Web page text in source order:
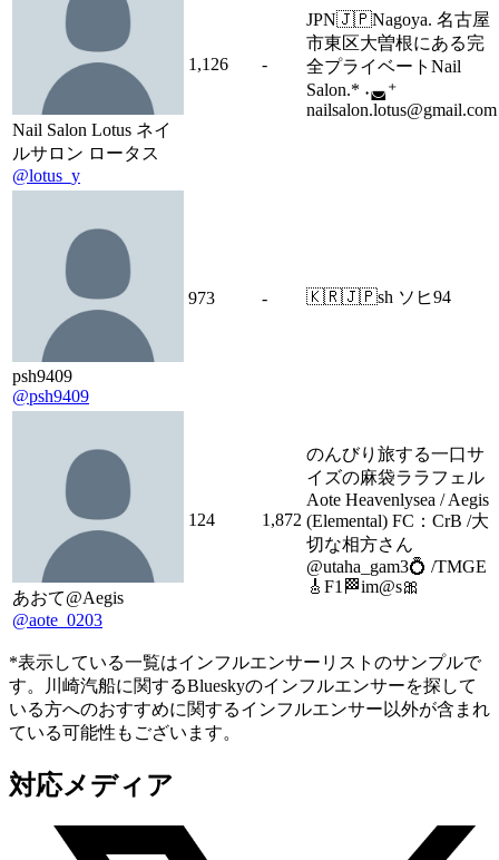
Nail Salon Lotus ネイ
ルサロン ロータス
@lotus_y
1,126 -
JPN🇯🇵Nagoya. 名古屋
市東区大曽根にある完
全プライベートNail
Salon.* ˖◛⁺
nailsalon.lotus@gmail.com
psh9409
@psh9409
973 - 🇰🇷🇯🇵sh ソヒ94
あおて@Aegis
@aote_0203
124 1,872
のんびり旅する一口サ
イズの麻袋ララフェル
Aote Heavenlysea / Aegis
(Elemental) FC：CrB /大
切な相方さん
@utaha_gam3💍 /TMGE
🎸F1🏁im@s🎀
*表示している一覧はインフルエンサーリストのサンプルで
す。川崎汽船に関するBlueskyのインフルエンサーを探して
いる方へのおすすめに関するインフルエンサー以外が含まれ
ている可能性もございます。
対応メディア